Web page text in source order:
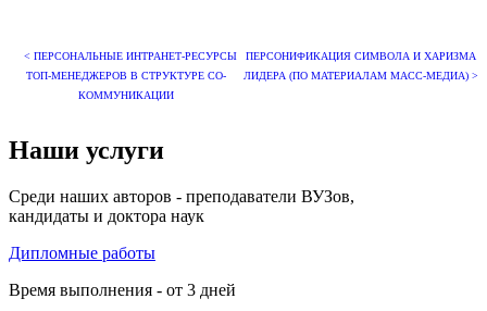
< ПЕРСОНАЛЬНЫЕ ИНТРАНЕТ-РЕСУРСЫ
ТОП-МЕНЕДЖЕРОВ В СТРУКТУРЕ СО-
КОММУНИКАЦИИ
ПЕРСОНИФИКАЦИЯ СИМВОЛА И ХАРИЗМА
ЛИДЕРА (ПО МАТЕРИАЛАМ МАСС-МЕДИА) >
Наши услуги
Среди наших авторов - преподаватели ВУЗов,
кандидаты и доктора наук
Дипломные работы
Время выполнения - от 3 дней